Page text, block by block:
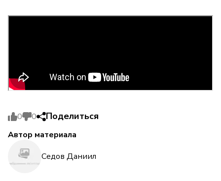
0 0 Поделиться
Автор материала
Седов Даниил